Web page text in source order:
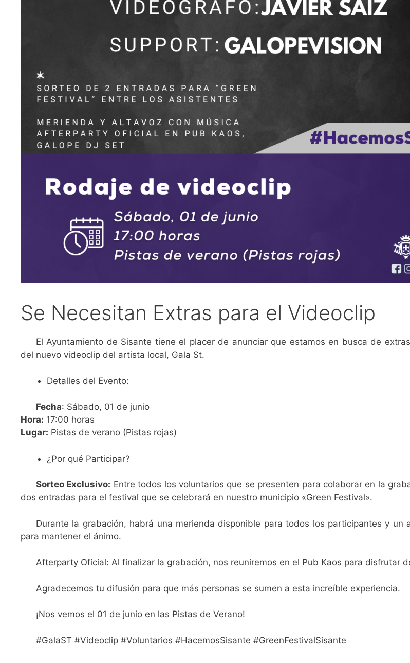
Se Necesitan Extras para el Videoclip
El Ayuntamiento de Sisante tiene el placer de anunciar que estamos en busca de
del nuevo videoclip del artista local, Gala St.
Detalles del Evento:
Fecha: Sábado, 01 de junio
Hora: 17:00 horas
Lugar: Pistas de verano (Pistas rojas)
¿Por qué Participar?
Sorteo Exclusivo: Entre todos los voluntarios que se presenten para colaborar en la
dos entradas para el festival que se celebrará en nuestro municipio «Green Festival».
Durante la grabación, habrá una merienda disponible para todos los participantes y un
para mantener el ánimo.
Afterparty Oficial: Al finalizar la grabación, nos reuniremos en el Pub Kaos para disfrutar
Agradecemos tu difusión para que más personas se sumen a esta increíble experiencia.
¡Nos vemos el 01 de junio en las Pistas de Verano!
#GalaST #Videoclip #Voluntarios #HacemosSisante #GreenFestivalSisante